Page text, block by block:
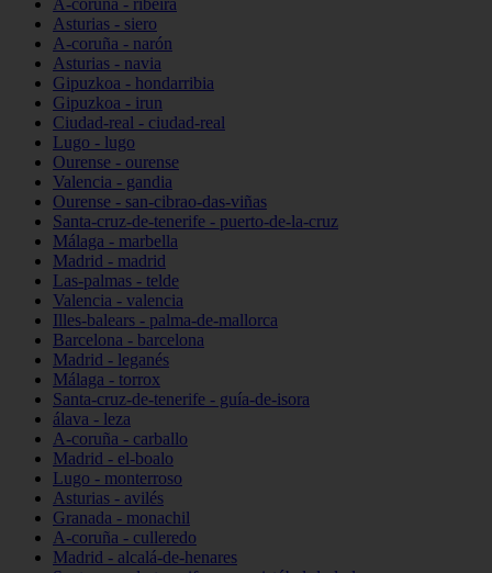
A-coruña - ribeira
Asturias - siero
A-coruña - narón
Asturias - navia
Gipuzkoa - hondarribia
Gipuzkoa - irun
Ciudad-real - ciudad-real
Lugo - lugo
Ourense - ourense
Valencia - gandia
Ourense - san-cibrao-das-viñas
Santa-cruz-de-tenerife - puerto-de-la-cruz
Málaga - marbella
Madrid - madrid
Las-palmas - telde
Valencia - valencia
Illes-balears - palma-de-mallorca
Barcelona - barcelona
Madrid - leganés
Málaga - torrox
Santa-cruz-de-tenerife - guía-de-isora
álava - leza
A-coruña - carballo
Madrid - el-boalo
Lugo - monterroso
Asturias - avilés
Granada - monachil
A-coruña - culleredo
Madrid - alcalá-de-henares